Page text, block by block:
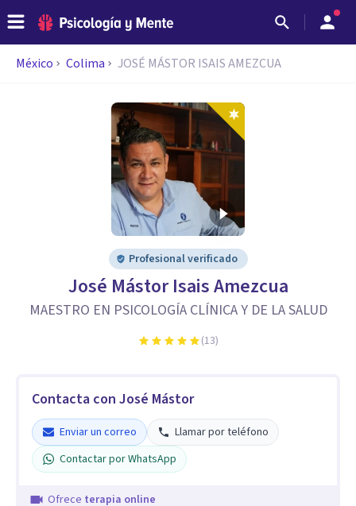
México Colima JOSÉ MÁSTOR ISAIS AMEZCUA
Profesional verificado
José Mástor Isais Amezcua
MAESTRO EN PSICOLOGÍA CLÍNICA Y DE LA SALUD
(13)
Contacta con José Mástor
Enviar un correo
Llamar por teléfono
Contactar por WhatsApp
Ofrece terapia online